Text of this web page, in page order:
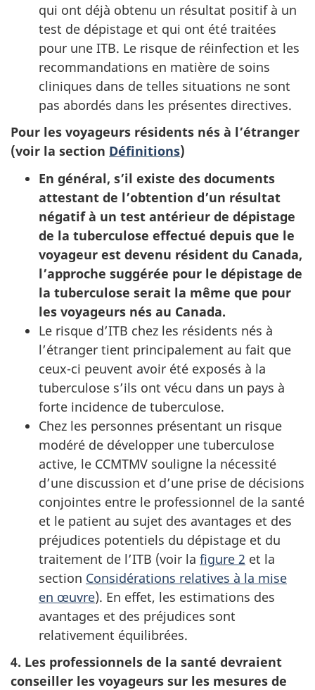
qui ont déjà obtenu un résultat positif à un
test de dépistage et qui ont été traitées
pour une ITB. Le risque de réinfection et les
recommandations en matière de soins
cliniques dans de telles situations ne sont
pas abordés dans les présentes directives.
Pour les voyageurs résidents nés à l’étranger
(voir la section Définitions)
En général, s’il existe des documents
attestant de l’obtention d’un résultat
négatif à un test antérieur de dépistage
de la tuberculose effectué depuis que le
voyageur est devenu résident du Canada,
l’approche suggérée pour le dépistage de
la tuberculose serait la même que pour
les voyageurs nés au Canada.
Le risque d’ITB chez les résidents nés à
l’étranger tient principalement au fait que
ceux-ci peuvent avoir été exposés à la
tuberculose s’ils ont vécu dans un pays à
forte incidence de tuberculose.
Chez les personnes présentant un risque
modéré de développer une tuberculose
active, le CCMTMV souligne la nécessité
d’une discussion et d’une prise de décisions
conjointes entre le professionnel de la santé
et le patient au sujet des avantages et des
préjudices potentiels du dépistage et du
traitement de l’ITB (voir la figure 2 et la
section Considérations relatives à la mise
en œuvre). En effet, les estimations des
avantages et des préjudices sont
relativement équilibrées.
4. Les professionnels de la santé devraient
conseiller les voyageurs sur les mesures de